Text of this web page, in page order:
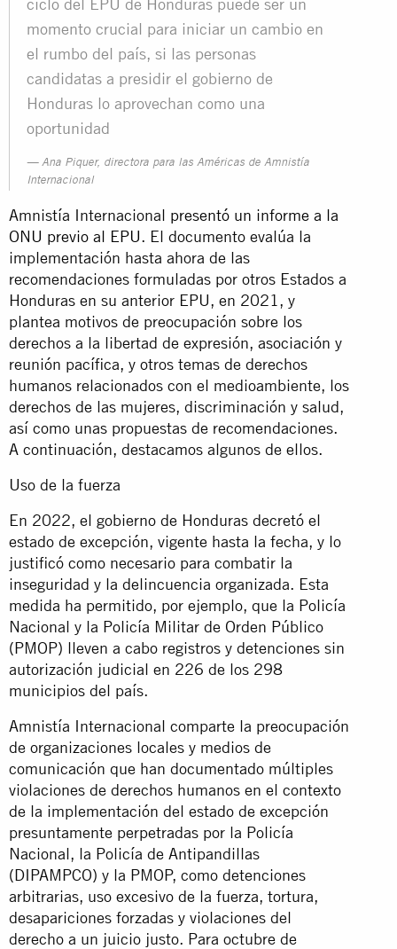
momento crucial para iniciar un cambio en
el rumbo del país, si las personas
candidatas a presidir el gobierno de
Honduras lo aprovechan como una
oportunidad
Ana Piquer, directora para las Américas de Amnistía
Internacional
Amnistía Internacional presentó un informe a la
ONU previo al EPU. El documento evalúa la
implementación hasta ahora de las
recomendaciones formuladas por otros Estados a
Honduras en su anterior EPU, en 2021, y
plantea motivos de preocupación sobre los
derechos a la libertad de expresión, asociación y
reunión pacífica, y otros temas de derechos
humanos relacionados con el medioambiente, los
derechos de las mujeres, discriminación y salud,
así como unas propuestas de recomendaciones.
A continuación, destacamos algunos de ellos.
Uso de la fuerza
En 2022, el gobierno de Honduras decretó el
estado de excepción, vigente hasta la fecha, y lo
justificó como necesario para combatir la
inseguridad y la delincuencia organizada. Esta
medida ha permitido, por ejemplo, que la Policía
Nacional y la Policía Militar de Orden Público
(PMOP) lleven a cabo registros y detenciones sin
autorización judicial en 226 de los 298
municipios del país.
Amnistía Internacional comparte la preocupación
de organizaciones locales y medios de
comunicación que han documentado múltiples
violaciones de derechos humanos en el contexto
de la implementación del estado de excepción
presuntamente perpetradas por la Policía
Nacional, la Policía de Antipandillas
(DIPAMPCO) y la PMOP, como detenciones
arbitrarias, uso excesivo de la fuerza, tortura,
desapariciones forzadas y violaciones del
derecho a un juicio justo. Para octubre de